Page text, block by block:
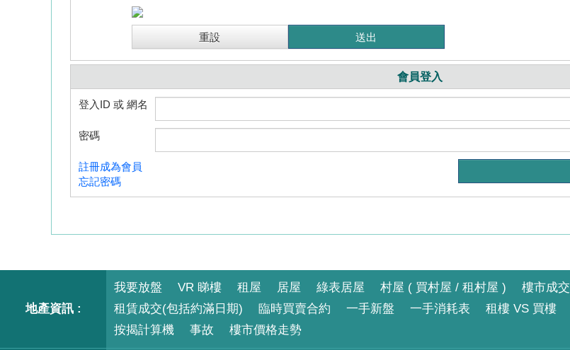
會員登入
登入ID 或 網名
密碼
註冊成為會員
忘記密碼
地產資訊 :
我要放盤 VR 睇樓 租屋 居屋 綠表居屋 村屋 ( 買村屋 / 租村屋 ) 樓市成交
租賃成交(包括約滿日期)
臨時買賣合約 一手新盤 一手消耗表 租樓 VS 買樓
按揭計算機
事故 樓市價格走勢